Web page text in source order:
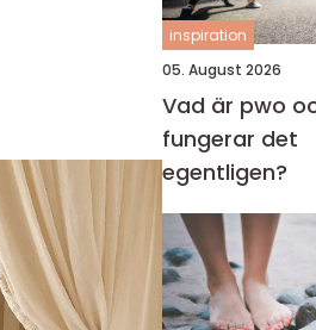
inspiration
05. August 2026
Vad är pwo
fungerar det
egentligen?